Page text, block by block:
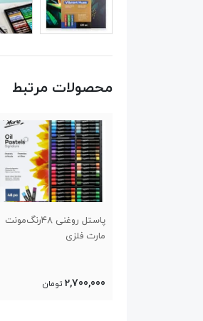
محصولات مرتبط
پاستل روغنی ۷۲ رنگ مونت
مارت
4,950,000 تومان